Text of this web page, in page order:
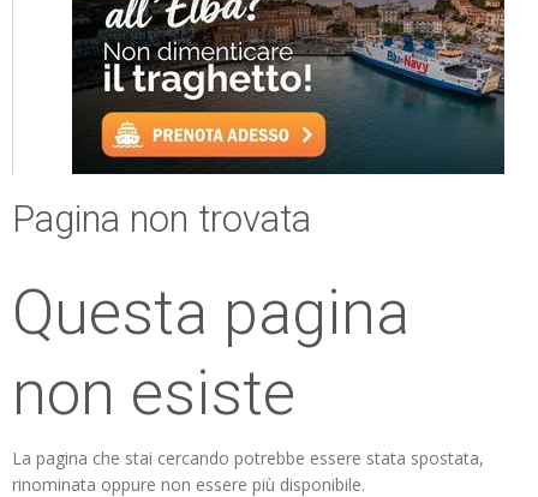
Pagina non trovata
Questa pagina
non esiste
La pagina che stai cercando potrebbe essere stata spostata,
rinominata oppure non essere più disponibile.